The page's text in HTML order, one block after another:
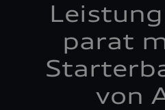
parat
von